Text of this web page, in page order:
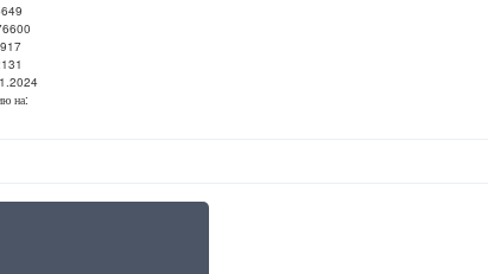
на: